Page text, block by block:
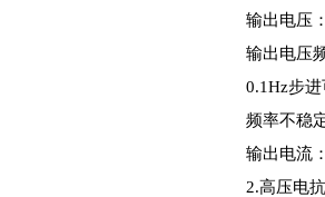
输出电压
输出电压
0.1Hz步进
频率不稳
输出电流
2.高压电